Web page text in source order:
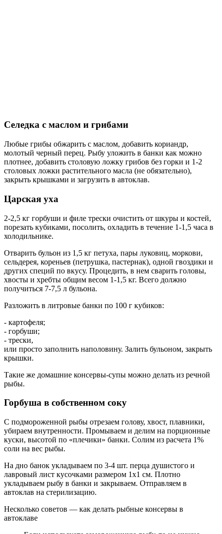
Селедка с маслом и грибами
Любые грибы обжарить с маслом, добавить кориандр,
молотый черный перец. Рыбу уложить в банки как можно
плотнее, добавить столовую ложку грибов без горки и 1-2
столовых ложки растительного масла (не обязательно),
закрыть крышками и загрузить в автоклав.
Царская уха
2-2,5 кг горбуши и филе трески очистить от шкуры и костей,
порезать кубиками, посолить, охладить в течение 1-1,5 часа в
холодильнике.
Отварить бульон из 1,5 кг петуха, пары луковиц, моркови,
сельдерея, кореньев (петрушка, пастернак), одной гвоздики и
других специй по вкусу. Процедить, в нем сварить головы,
хвосты и хребты общим весом 1-1,5 кг. Всего должно
получиться 7-7,5 л бульона.
Разложить в литровые банки по 100 г кубиков:
- картофеля;
- горбуши;
- трески,
или просто заполнить наполовину. Залить бульоном, закрыть
крышки.
Такие же домашние консервы-супы можно делать из речной
рыбы.
Горбуша в собственном соку
С подмороженной рыбы отрезаем голову, хвост, плавники,
убираем внутренности. Промываем и делим на порционные
куски, высотой по «плечики» банки. Солим из расчета 1%
соли на вес рыбы.
На дно банок укладываем по 3-4 шт. перца душистого и
лавровый лист кусочками размером 1х1 см. Плотно
укладываем рыбу в банки и закрываем. Отправляем в
автоклав на стерилизацию.
Несколько советов — как делать рыбные консервы в
автоклаве